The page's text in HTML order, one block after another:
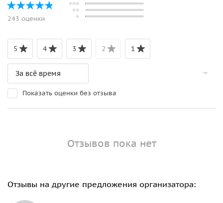
243 оценки
5 4 3 2 1
Показать оценки без отзыва
Отзывов пока нет
Отзывы на другие предложения организатора: